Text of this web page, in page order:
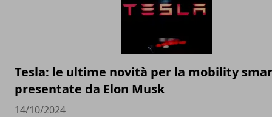
Tesla: le ultime novità per la mobility
presentate da Elon Musk
14/10/2024